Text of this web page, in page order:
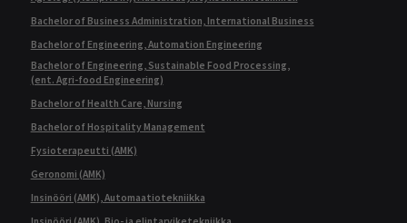
Bachelor of Business Administration, International Business
Bachelor of Engineering, Automation Engineering
Bachelor of Engineering, Sustainable Food Processing,
(ent. Agri-food Engineering)
Bachelor of Health Care, Nursing
Bachelor of Hospitality Management
Fysioterapeutti (AMK)
Geronomi (AMK)
Insinööri (AMK), Automaatiotekniikka